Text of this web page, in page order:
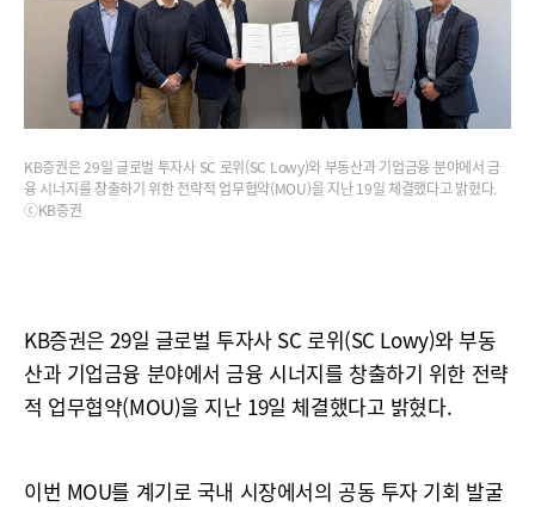
KB증권은 29일 글로벌 투자사 SC 로위(SC Lowy)와 부동산과 기업금융 분야에서 금
융 시너지를 창출하기 위한 전략적 업무협약(MOU)을 지난 19일 체결했다고 밝혔다.
ⓒKB증권
KB증권은 29일 글로벌 투자사 SC 로위(SC Lowy)와 부동
산과 기업금융 분야에서 금융 시너지를 창출하기 위한 전략
적 업무협약(MOU)을 지난 19일 체결했다고 밝혔다.
이번 MOU를 계기로 국내 시장에서의 공동 투자 기회 발굴